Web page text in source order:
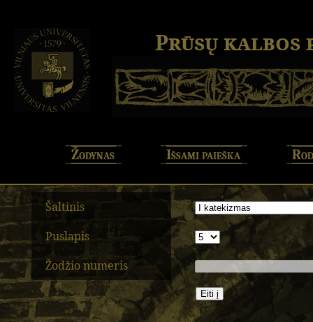
Prūsų kalbos
Žodynas Išsami paieška
Šaltinis
Puslapis
Žodžio numeris